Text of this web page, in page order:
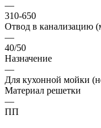
—
310-650
Отвод в канализацию
—
40/50
Назначение
—
Для кухонной мойки
Материал решетки
—
ПП